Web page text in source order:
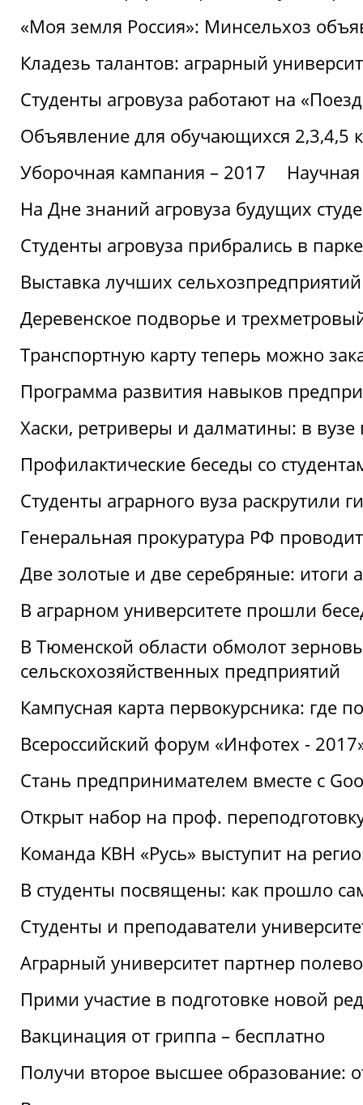
«Моя земля Россия»: Минсельхоз
Кладезь талантов: аграрный
Студенты агровуза работают на
Объявление для обучающихся 2,3,4,5
Уборочная кампания – 2017
На Дне знаний агровуза будущих
Студенты агровуза прибрались в
Выставка лучших
Деревенское подворье и
Транспортную карту теперь можно
Программа развития навыков
Хаски, ретриверы и далматины: в вузе
Профилактические беседы со
Студенты аграрного вуза раскрутили
Генеральная прокуратура РФ
Две золотые и две серебряные:
В аграрном университете прошли
В Тюменской области обмолот
сельскохозяйственных предприятий
Кампусная карта первокурсника: где
Всероссийский форум «Инфотех -
Стань предпринимателем вместе с
Открыт набор на проф.
Команда КВН «Русь» выступит на
В студенты посвящены: как прошло
Студенты и преподаватели
Аграрный университет партнер
Прими участие в подготовке новой
Вакцинация от гриппа – бесплатно
Получи второе высшее образование: